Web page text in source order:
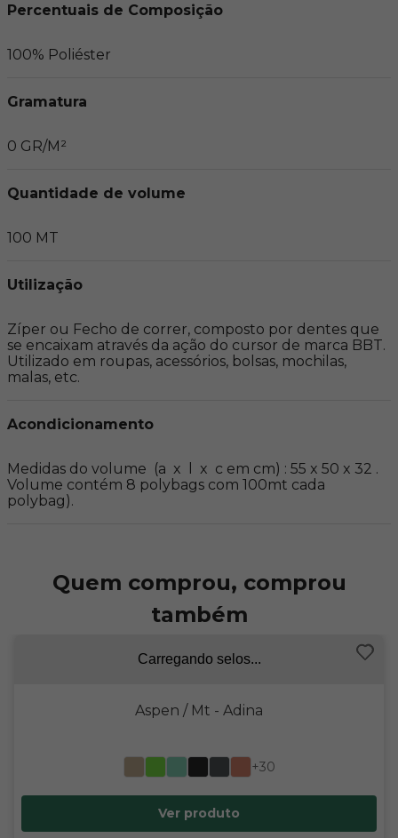
Percentuais de Composição
100% Poliéster
Gramatura
0 GR/M²
Quantidade de volume
100 MT
Utilização
Zíper ou Fecho de correr, composto por dentes que
se encaixam através da ação do cursor de marca BBT.
Utilizado em roupas, acessórios, bolsas, mochilas,
malas, etc.
Acondicionamento
Medidas do volume  (a  x  l  x  c em cm) : 55 x 50 x 32 .
Volume contém 8 polybags com 100mt cada
polybag).
Quem comprou, comprou
também